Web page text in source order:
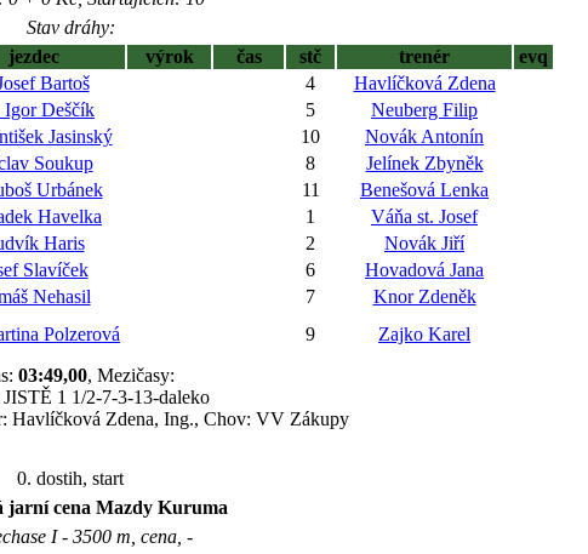
Stav dráhy:
jezdec výrok čas stč trenér
evq
Bartoš 4
Havlíčková Zdena
Igor Deščík 5
Neuberg Filip
Jasinský 10
Novák Antonín
Soukup 8
Jelínek Zbyněk
Urbánek 11
Benešová Lenka
Havelka 1
Váňa st. Josef
Haris 2
Novák Jiří
Slavíček 6
Hovadová Jana
Nehasil 7
Knor Zdeněk
Polzerová 9
Zajko Karel
03:49,00, Mezičasy:
1 1/2-7-3-13-daleko
Havlíčková Zdena, Ing., Chov: VV Zákupy
0. dostih, start
jarní cena Mazdy Kuruma
I - 3500 m, cena, -